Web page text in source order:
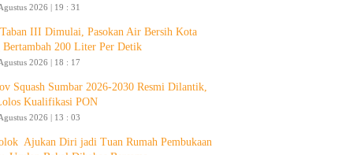
2026 | 19 : 31
III Dimulai, Pasokan Air Bersih Kota
Bertambah 200 Liter Per Detik
2026 | 18 : 17
Squash Sumbar 2026-2030 Resmi Dilantik,
Kualifikasi PON
2026 | 13 : 03
Ajukan Diri jadi Tuan Rumah Pembukaan